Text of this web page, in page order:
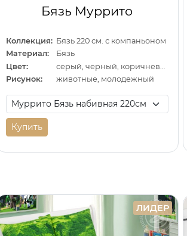
Бязь Муррито
Коллекция: Бязь 220 см. с компаньоном
Материал:
Бязь
Цвет:
Рисунок:
животные, молодежный
Купить
ЛИДЕР